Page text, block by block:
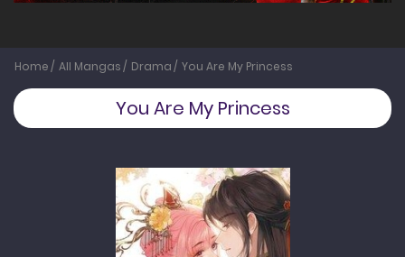
Home All Mangas Drama You Are My Princess
You Are My Princess